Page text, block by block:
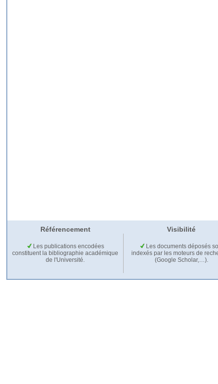
Référencement Visibilité
Les publications encodées
constituent la bibliographie académique
de l'Université.
Les documents déposés
indexés par les moteurs de
(Google Scholar,…).